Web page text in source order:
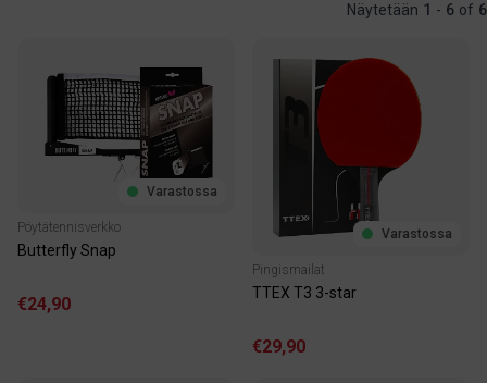
Näytetään 1 - 6 of 6
Varastossa
Pöytätennisverkko
Butterfly Snap
€24,90
Varastossa
Pingismailat
TTEX T3 3-star
€29,90